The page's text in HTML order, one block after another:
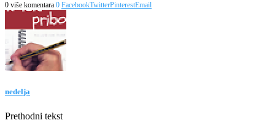
0 više komentara 0 FacebookTwitterPinterestEmail
nedelja
Prethodni tekst